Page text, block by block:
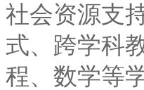
社会资源支
式、跨学科
程、数学等